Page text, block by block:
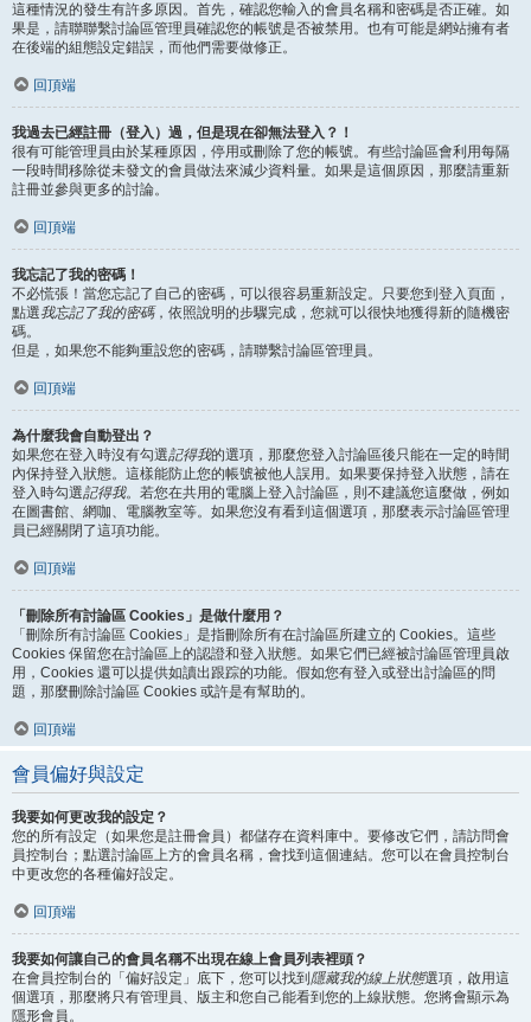
這種情況的發生有許多原因。首先，確認您輸入的會員名稱和密碼是否正確。如
果是，請聯聯繫討論區管理員確認您的帳號是否被禁用。也有可能是網站擁有者
在後端的組態設定錯誤，而他們需要做修正。
回頂端
我過去已經註冊（登入）過，但是現在卻無法登入？！
很有可能管理員由於某種原因，停用或刪除了您的帳號。有些討論區會利用每隔
一段時間移除從未發文的會員做法來減少資料量。如果是這個原因，那麼請重新
註冊並參與更多的討論。
回頂端
我忘記了我的密碼！
不必慌張！當您忘記了自己的密碼，可以很容易重新設定。只要您到登入頁面，
點選我忘記了我的密碼，依照說明的步驟完成，您就可以很快地獲得新的隨機密
碼。
但是，如果您不能夠重設您的密碼，請聯繫討論區管理員。
回頂端
為什麼我會自動登出？
如果您在登入時沒有勾選記得我的選項，那麼您登入討論區後只能在一定的時間
內保持登入狀態。這樣能防止您的帳號被他人誤用。如果要保持登入狀態，請在
登入時勾選記得我。若您在共用的電腦上登入討論區，則不建議您這麼做，例如
在圖書館、網咖、電腦教室等。如果您沒有看到這個選項，那麼表示討論區管理
員已經關閉了這項功能。
回頂端
「刪除所有討論區 Cookies」是做什麼用？
「刪除所有討論區 Cookies」是指刪除所有在討論區所建立的 Cookies。這些
Cookies 保留您在討論區上的認證和登入狀態。如果它們已經被討論區管理員啟
用，Cookies 還可以提供如讀出跟踪的功能。假如您有登入或登出討論區的問
題，那麼刪除討論區 Cookies 或許是有幫助的。
回頂端
會員偏好與設定
我要如何更改我的設定？
您的所有設定（如果您是註冊會員）都儲存在資料庫中。要修改它們，請訪問會
員控制台；點選討論區上方的會員名稱，會找到這個連結。您可以在會員控制台
中更改您的各種偏好設定。
回頂端
我要如何讓自己的會員名稱不出現在線上會員列表裡頭？
在會員控制台的「偏好設定」底下，您可以找到 隱藏我的線上狀態選項，啟用這
個選項，那麼將只有管理員、版主和您自己能看到您的上線狀態。您將會顯示為
隱形會員。